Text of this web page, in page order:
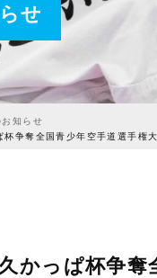
せ
知らせ
杯争奪全国青少年空手道選手権
かっぱ杯争奪